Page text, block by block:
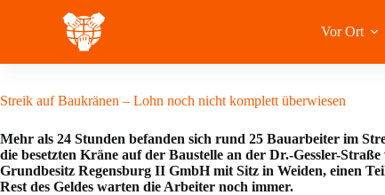
Vor Ort
13 August 2020
Streik auf Baukränen – Lohn noch nicht komplett überwiesen
Mehr als 24 Stunden befanden sich rund 25 Bauarbeiter im
die besetzten Kräne auf der Baustelle an der Dr.-Gessler-
Grundbesitz Regensburg II GmbH mit Sitz in Weiden, einen
Rest des Geldes warten die Arbeiter noch immer.